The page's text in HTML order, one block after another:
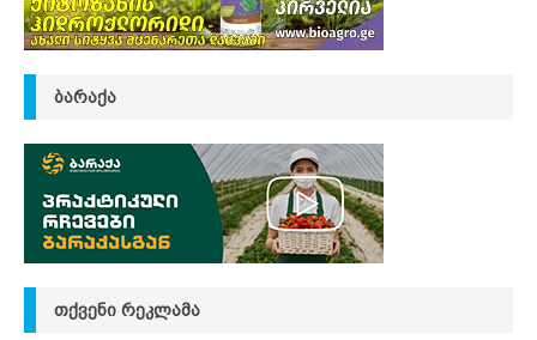
ᲑᲐᲠᲐᲥᲐ
ᲗᲥᲕᲔᲜᲘ ᲠᲔᲙᲚᲐᲛᲐ